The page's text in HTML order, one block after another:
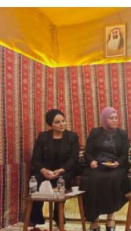
Hedef Vurgulandı